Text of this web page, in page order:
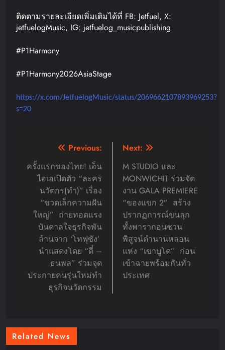
ติดตามรายละเอียดเพิ่มเติมได้ที่ FB: Jetfuel, X:
jetfuelogMusic, IG: jetfuelog_musicpublishing
#P1Harmony
#P1Harmony2026AsiaStage
https://x.com/JetfuelogMusic/status/2069662107893969253?
s=20
navigation
Previous:
ครั้งแรกของไทย! เอ็น
ไอเอเปิดตัว “ละคร
นวัตกร(ทำ)” เรื่อง
“ขวดเล็กความฝัน
ใหญ่” ถ่ายทอดแรง
บันดาลใจธุรกิจพัน
ล้านจาก ‘โทฟุซัง’
นำแสดงโดย “ตี๋ –
ธนพล” ร่วมจุด
ประกายคนรุ่นใหม่ทำ
ธุรกิจนวัตกรรม
Next:
M STUDIO และ
MONWICHIT ร่วมจัด
งาน GALA PREMIERE
“ของแขก 2” สร้าง
ปรากฏการณ์ขนลุก
ทั้งพารากอนชวน
พิสูจน์ตำนานหลอน
แห่ง “เขาบูโด” ก่อน
เข้าฉายพร้อมกันทั่ว
ประเทศ
Related News